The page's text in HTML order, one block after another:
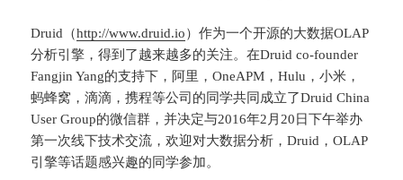
Druid（http://www.druid.io）作为一个开源的大数据OLAP
分析引擎，得到了越来越多的关注。在Druid co-founder
Fangjin Yang的支持下，阿里，OneAPM，Hulu，小米，
蚂蜂窝，滴滴，携程等公司的同学共同成立了Druid China
User Group的微信群，并决定与2016年2月20日下午举办
第一次线下技术交流，欢迎对大数据分析，Druid，OLAP
引擎等话题感兴趣的同学参加。